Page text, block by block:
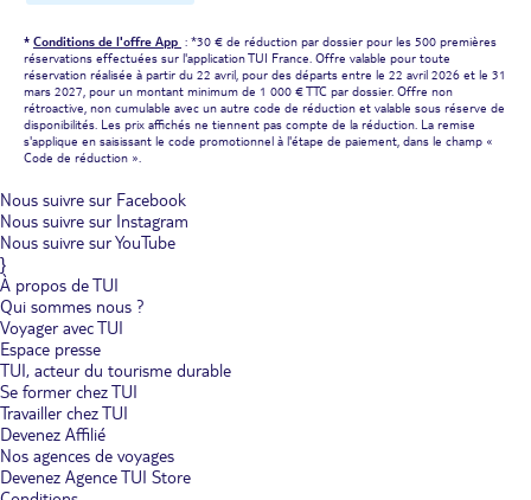
* Conditions de l'offre App : *30 € de réduction par dossier pour les 500 premières
réservations effectuées sur l'application TUI France. Offre valable pour toute
réservation réalisée à partir du 22 avril, pour des départs entre le 22 avril 2026 et le 31
mars 2027, pour un montant minimum de 1 000 € TTC par dossier. Offre non
rétroactive, non cumulable avec un autre code de réduction et valable sous réserve de
disponibilités. Les prix affichés ne tiennent pas compte de la réduction. La remise
s'applique en saisissant le code promotionnel à l'étape de paiement, dans le champ «
Code de réduction ».
Nous suivre sur Facebook
Nous suivre sur Instagram
Nous suivre sur YouTube
}
À propos de TUI
Qui sommes nous ?
Voyager avec TUI
Espace presse
TUI, acteur du tourisme durable
Se former chez TUI
Travailler chez TUI
Devenez Affilié
Nos agences de voyages
Devenez Agence TUI Store